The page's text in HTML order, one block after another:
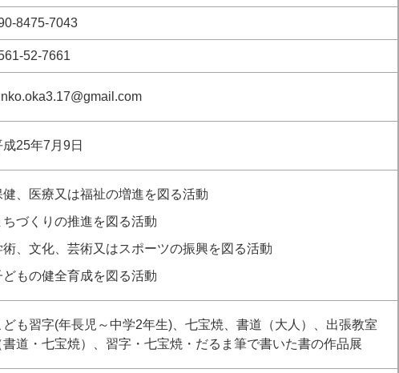
8475-7043
52-7661
成25年7月9日
健、医療又は福祉の増進を図る活動
ちづくりの推進を図る活動
術、文化、芸術又はスポーツの振興を図る活動
どもの健全育成を図る活動
ども習字(年長児～中学2年生)、七宝焼、書道（大人）、出張教室
書道・七宝焼）、習字・七宝焼・だるま筆で書いた書の作品展